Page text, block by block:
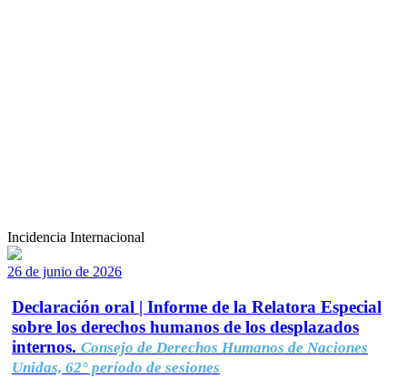
Incidencia Internacional
26 de junio de 2026
Declaración oral | Informe de la Relatora Especial
sobre los derechos humanos de los desplazados
internos. Consejo de Derechos Humanos de Naciones
Unidas, 62° período de sesiones